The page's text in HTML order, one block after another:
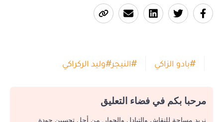
#بادو الزاكي #النيجر#وليد الركراكي
مرحبا بكم في فضاء التعليق
نريد مساحة للنقاش والتبادل والحوار. من أجل تحسين جودة